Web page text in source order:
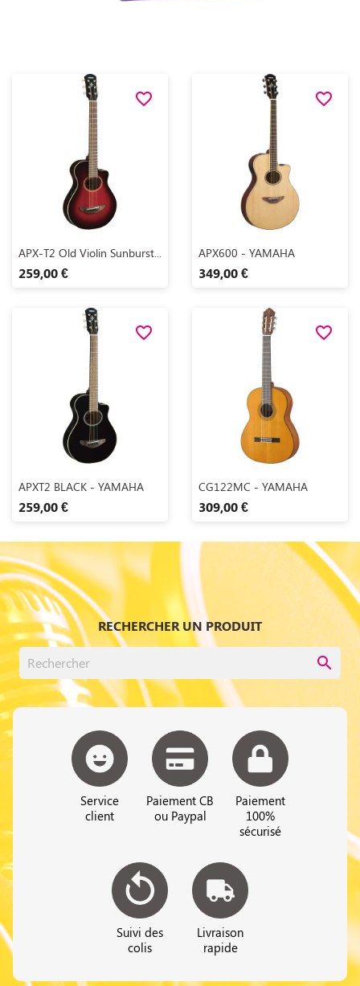
Aperçu rapide
APX-T2 Old Violin Sunburst...
259,00 €
favorite_border
 Aperçu rapide
APX600 - YAMAHA
349,00 €
favorite_border
Aperçu rapide
APXT2 BLACK - YAMAHA
259,00 €
favorite_border
Aperçu rapide
CG122MC - YAMAHA
309,00 €
favorite_border
RECHERCHER UN PRODUIT
search
Service
client
Paiement CB
ou Paypal
Paiement
100%
sécurisé
Suivi des
colis
Livraison
rapide